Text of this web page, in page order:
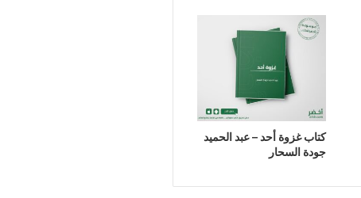
كتاب غزوة أحد – عبد الحميد
جودة السحار